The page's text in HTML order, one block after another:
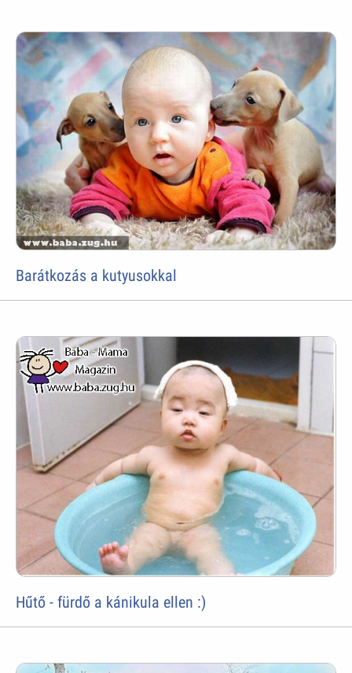
Barátkozás a kutyusokkal
Hűtő - fürdő a kánikula ellen :)